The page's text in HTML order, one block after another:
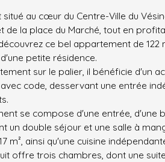
situé au cœur du Centre-Ville du
de la place du Marché, tout en
ce bel appartement de 122
petite résidence.
sur le palier, il bénéficie d'un
code, desservant une entrée
se compose d'une entrée, d'une
un double séjour et une salle à
m², ainsi qu'une cuisine
offre trois chambres, dont une